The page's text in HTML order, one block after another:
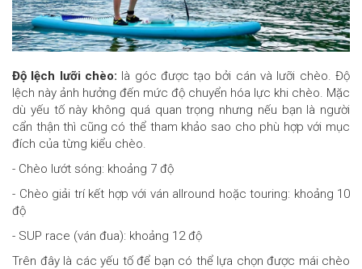
Độ lệch lưỡi chèo: là góc được tạo bởi cán và lưỡi chèo. Độ
lệch này ảnh hưởng đến mức độ chuyển hóa lực khi chèo. Mặc
dù yếu tố này không quá quan trọng nhưng nếu bạn là người
cẩn thận thì cũng có thể tham khảo sao cho phù hợp với mục
đích của từng kiểu chèo.
- Chèo lướt sóng: khoảng 7 độ
- Chèo giải trí kết hợp với ván allround hoặc touring: khoảng 10
độ
- SUP race (ván đua): khoảng 12 độ
Trên đây là các yếu tố để bạn có thể lựa chọn được mái chèo